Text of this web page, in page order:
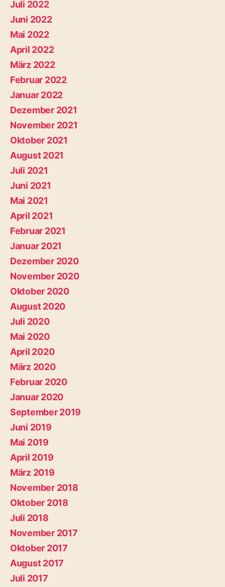
Juli 2022
Juni 2022
Mai 2022
April 2022
März 2022
Februar 2022
Januar 2022
Dezember 2021
November 2021
Oktober 2021
August 2021
Juli 2021
Juni 2021
Mai 2021
April 2021
Februar 2021
Januar 2021
Dezember 2020
November 2020
Oktober 2020
August 2020
Juli 2020
Mai 2020
April 2020
März 2020
Februar 2020
Januar 2020
September 2019
Juni 2019
Mai 2019
April 2019
März 2019
November 2018
Oktober 2018
Juli 2018
November 2017
Oktober 2017
August 2017
Juli 2017